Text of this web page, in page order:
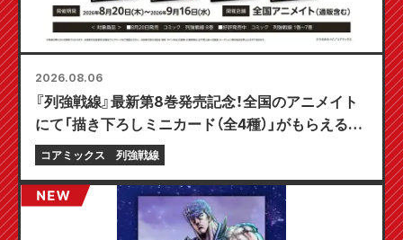
2026.08.06
『列強戦線』最新第8巻発売記念！全国のアニメイト
にて「描き下ろしミニカード（全4種）」がもらえる限
定フェアが8月20日より開催決定！
コアミックス 列強戦線